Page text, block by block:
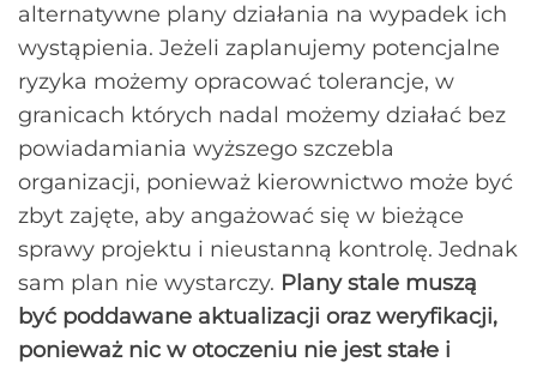
alternatywne plany działania na wypadek ich
wystąpienia. Jeżeli zaplanujemy potencjalne
ryzyka możemy opracować tolerancje, w
granicach których nadal możemy działać bez
powiadamiania wyższego szczebla
organizacji, ponieważ kierownictwo może być
zbyt zajęte, aby angażować się w bieżące
sprawy projektu i nieustanną kontrolę. Jednak
sam plan nie wystarczy. Plany stale muszą
być poddawane aktualizacji oraz weryfikacji,
ponieważ nic w otoczeniu nie jest stałe i